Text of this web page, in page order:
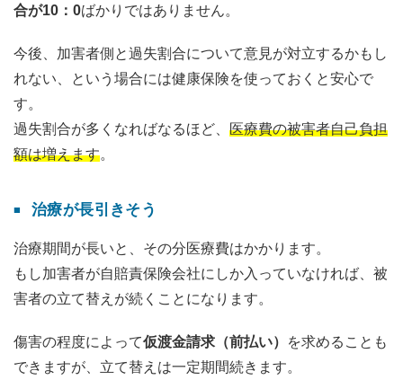
合が10：0ばかりではありません。
今後、加害者側と過失割合について意見が対立するかもし
れない、という場合には健康保険を使っておくと安心で
す。
過失割合が多くなればなるほど、 医療費の被害者自己負担
額は増えます。
治療が長引きそう
治療期間が長いと、その分医療費はかかります。
もし加害者が自賠責保険会社にしか入っていなければ、被
害者の立て替えが続くことになります。
傷害の程度によって仮渡金請求（前払い）
を求めることも
できますが、立て替えは一定期間続きます。